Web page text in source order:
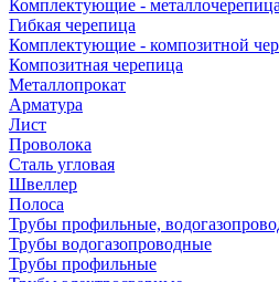
Комплектующие - металлочерепица
Гибкая черепица
Комплектующие - композитной
Композитная черепица
Металлопрокат
Арматура
Лист
Проволока
Сталь угловая
Швеллер
Полоса
Трубы профильные,
Трубы водогазопроводные
Трубы профильные